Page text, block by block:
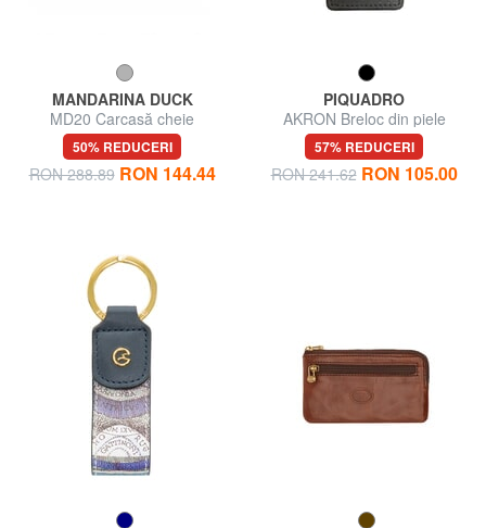
MANDARINA DUCK
MD20 Carcasă cheie
50% REDUCERI
RON 288.89 RON 144.44
PIQUADRO
AKRON Breloc din piele
57% REDUCERI
RON 241.62 RON 105.00